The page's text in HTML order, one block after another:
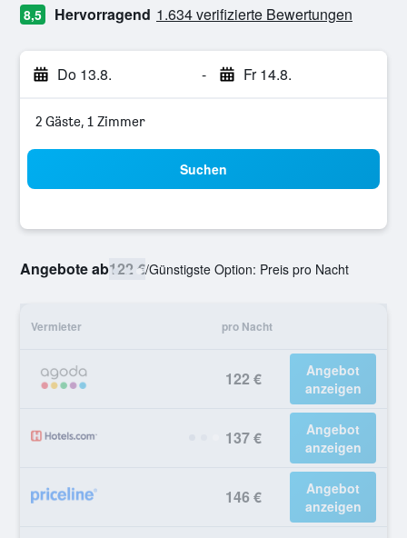
8,5 Hervorragend 1.634 verifizierte Bewertungen
Do 13.8. - Fr 14.8.
2 Gäste, 1 Zimmer
Suchen
Angebote ab122 €/Günstigste Option: Preis pro Nacht
Vermieter pro Nacht
122 €
Angebot
anzeigen
137 €
Angebot
anzeigen
146 €
Angebot
anzeigen